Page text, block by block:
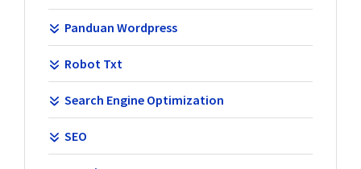
Panduan Wordpress
Robot Txt
Search Engine Optimization
SEO